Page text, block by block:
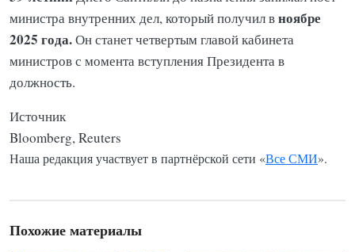
министра внутренних дел, который получил вноябре
2025 года.Он станет четвертым главой кабинета
министров с момента вступления Президента в
должность.
Источник
Bloomberg, Reuters
Наша редакция участвует в партнёрской сети «Все СМИ».
Похожие материалы